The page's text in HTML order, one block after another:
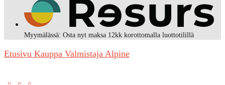
Myymälässä: Osta nyt maksa 12kk korottomalla luottotilillä
Etusivu Kauppa Valmistaja Alpine